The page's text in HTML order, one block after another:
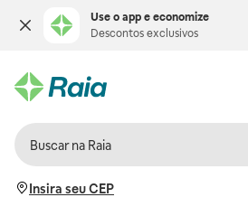
Use o app e economize
Descontos exclusivos
Insira seu CEP